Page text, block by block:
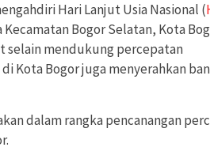
Hari Lanjut Usia Nasional (
Bogor Selatan, Kota
selain mendukung percepatan
di Kota Bogor juga menyerahkan
dalam rangka pencanangan